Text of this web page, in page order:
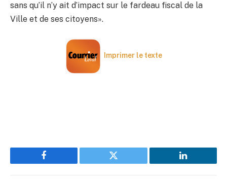
sans qu’il n’y ait d’impact sur le fardeau fiscal de la
Ville et de ses citoyens».
Imprimer le texte
Facebook Twitter LinkedIn